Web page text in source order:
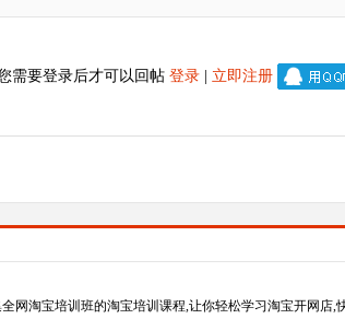
需要登录后才可以回帖 登录| 立即注册
网淘宝培训班的淘宝培训课程,让你轻松学习淘宝开网店,